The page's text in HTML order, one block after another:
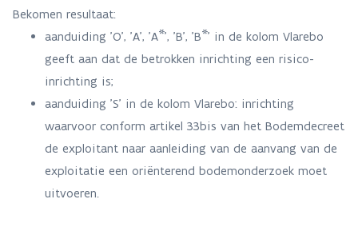
Bekomen resultaat:
aanduiding 'O', 'A', 'A*', 'B', 'B*' in de kolom Vlarebo
geeft aan dat de betrokken inrichting een risico-
inrichting is;
aanduiding 'S' in de kolom Vlarebo: inrichting
waarvoor conform artikel 33bis van het Bodemdecreet
de exploitant naar aanleiding van de aanvang van de
exploitatie een oriënterend bodemonderzoek moet
uitvoeren.